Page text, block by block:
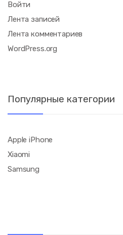
Войти
Лента записей
Лента комментариев
WordPress.org
Популярные категории
Apple iPhone
Xiaomi
Samsung